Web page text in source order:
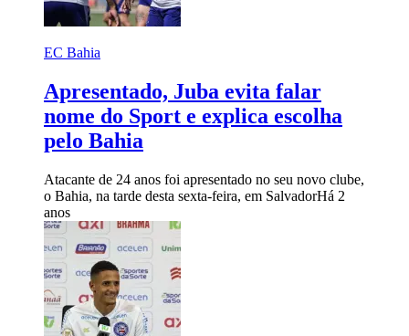
EC Bahia
Apresentado, Juba evita falar
nome do Sport e explica escolha
pelo Bahia
Atacante de 24 anos foi apresentado no seu novo clube,
o Bahia, na tarde desta sexta-feira, em SalvadorHá 2
anos